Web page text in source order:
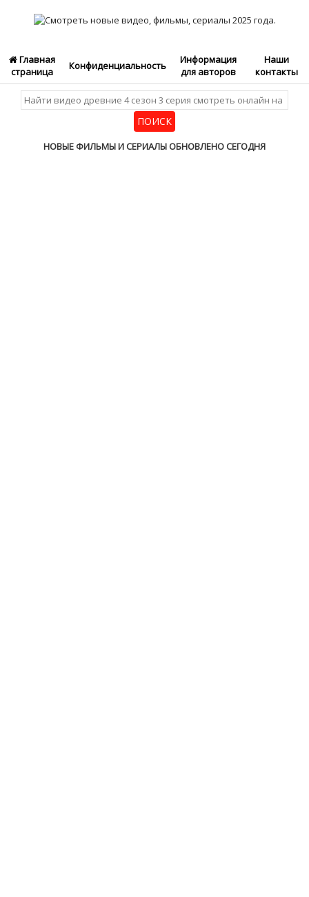
Главная
страница
Конфиденциальность
Информация
для авторов
Наши
контакты
НОВЫЕ ФИЛЬМЫ И СЕРИАЛЫ ОБНОВЛЕНО СЕГОДНЯ